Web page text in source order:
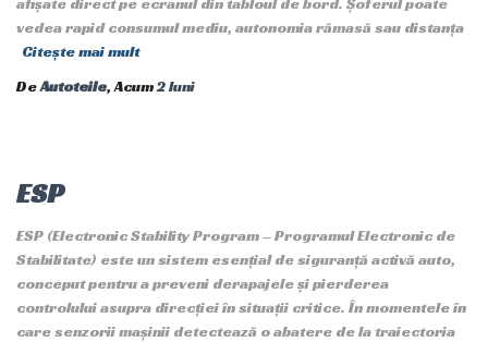
vedea rapid consumul mediu, autonomia rămasă sau distanța
Citește mai mult
DeAutoteile, Acum2 luni
ESP
ESP (Electronic Stability Program – Programul Electronic de
Stabilitate) este un sistem esențial de siguranță activă auto,
conceput pentru a preveni derapajele și pierderea
controlului asupra direcției în situații critice. În momentele în
care senzorii mașinii detectează o abatere de la traiectoria